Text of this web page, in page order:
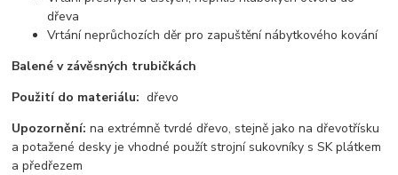
dřeva
Vrtání neprůchozích děr pro zapuštění nábytkového kování
Balené v závěsných trubičkách
Použití do materiálu:dřevo
Upozornění:na extrémně tvrdé dřevo, stejně jako na dřevotřísku
a potažené desky je vhodné použít strojní sukovníky s SK plátkem
a předřezem